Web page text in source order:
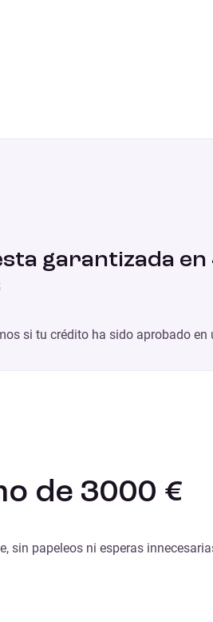
garantizada en
si tu crédito ha sido aprobado en
de 3000 €
sin papeleos ni esperas